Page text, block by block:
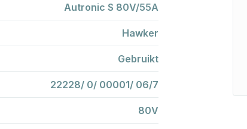
Autronic S 80V/55A
Hawker
Gebruikt
22228/ 0/ 00001/ 06/7
80V